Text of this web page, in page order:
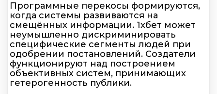
Программные перекосы формируются,
когда системы развиваются на
смещённых информации. 1хбет может
неумышленно дискриминировать
специфические сегменты людей при
одобрении постановлений. Создатели
функционируют над построением
объективных систем, принимающих
гетерогенность публики.